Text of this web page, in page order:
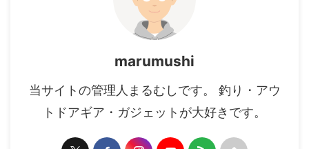
marumushi
当サイトの管理人まるむしです。 釣り・アウ
トドアギア・ガジェットが大好きです。